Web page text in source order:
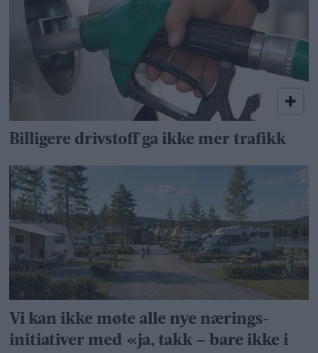
Billigere drivstoff ga ikke mer trafikk
Vi kan ikke møte alle nye nærings­
initiativer med «ja, takk – bare ikke i